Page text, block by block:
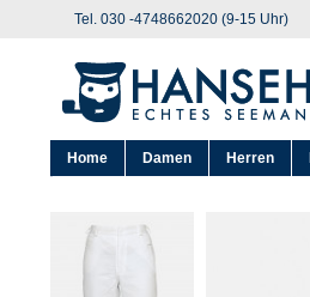
Tel. 030 -4748662020 (9-15 Uhr)
Home Damen Herren